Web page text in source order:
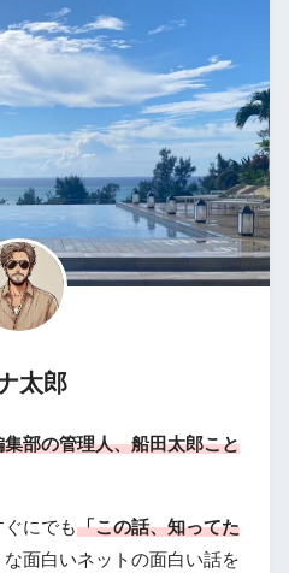
太郎
部の管理人、船田太郎こと
にでも「この話、知ってた
面白いネットの面白い話を